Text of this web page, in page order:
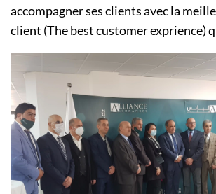
accompagner ses clients avec la
client (The best customer exprience)